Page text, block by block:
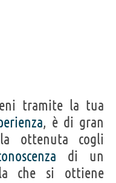
tramite la tua
, è di gran
ottenuta cogli
di un
che si ottiene